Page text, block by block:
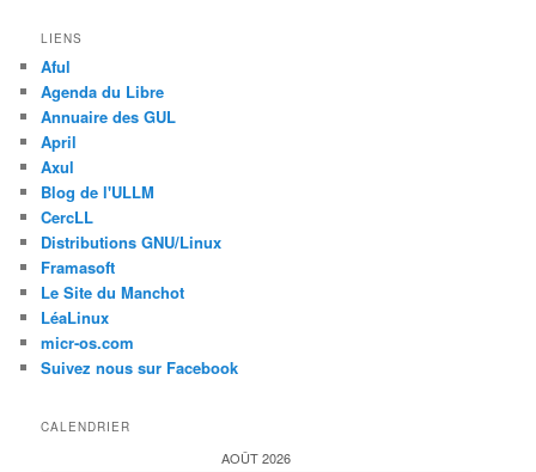
LIENS
Aful
Agenda du Libre
Annuaire des GUL
April
Axul
Blog de l'ULLM
CercLL
Distributions GNU/Linux
Framasoft
Le Site du Manchot
LéaLinux
micr-os.com
Suivez nous sur Facebook
CALENDRIER
AOÛT 2026